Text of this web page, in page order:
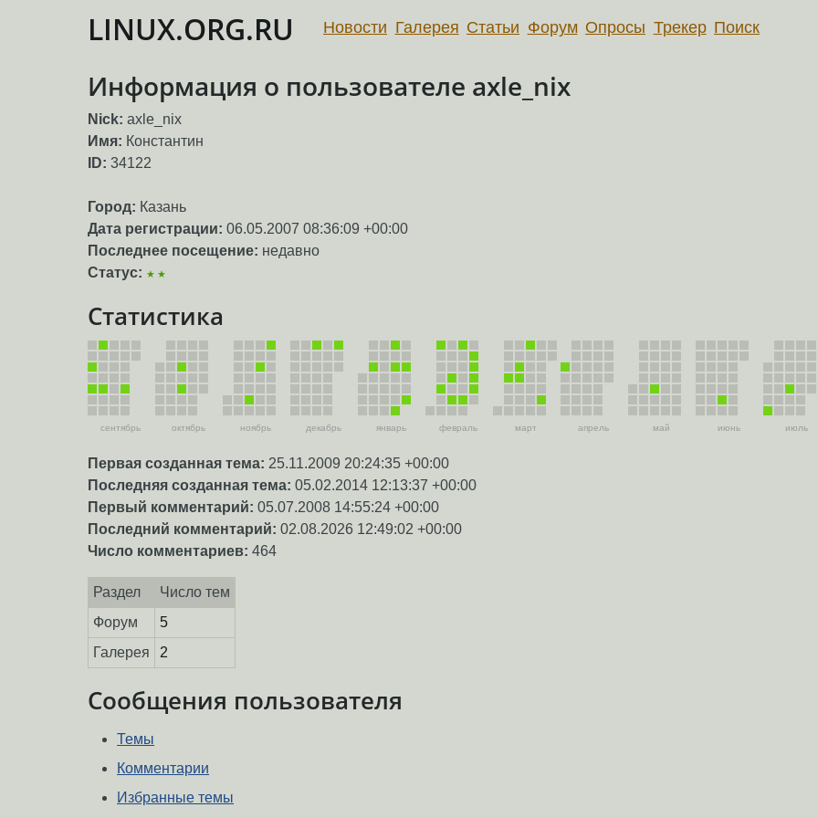
LINUX.ORG.RU Новости Галерея Статьи Форум Опросы Трекер Поиск
Информация о пользователе axle_nix
Nick: axle_nix
Имя: Константин
ID: 34122
Город: Казань
Дата регистрации: 06.05.2007 08:36:09 +00:00
Последнее посещение: недавно
Статус: ★★
Статистика
сентябрь октябрь ноябрь декабрь январь февраль март апрель май июнь июль
Первая созданная тема: 25.11.2009 20:24:35 +00:00
Последняя созданная тема: 05.02.2014 12:13:37 +00:00
Первый комментарий: 05.07.2008 14:55:24 +00:00
Последний комментарий: 02.08.2026 12:49:02 +00:00
Число комментариев: 464
Раздел
Число тем
Форум
5
Галерея
2
Сообщения пользователя
Темы
Комментарии
Избранные темы